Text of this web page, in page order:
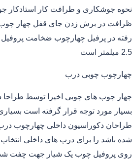
نحوه جوشکاری و طرافت کار استادکار
ظرافت در برش زدن جای قفل چهار چوب
2.5 میلمتر است
چهارچوب چوبی درب
چهار چوب های چوبی اخیرا توسط طراحا
بسیار مورد توجه قرار گرفته است
طراحان دکوراسیون داخلی چهارچوب
شده باشد را برای درب های داخلی
روی پروفیل چوب یک شیار جهت چفت